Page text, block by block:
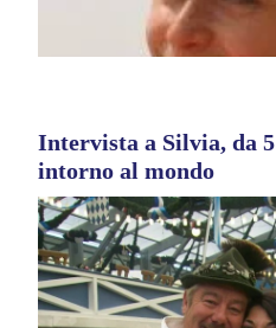
Intervista a Silvia, da
intorno al mondo